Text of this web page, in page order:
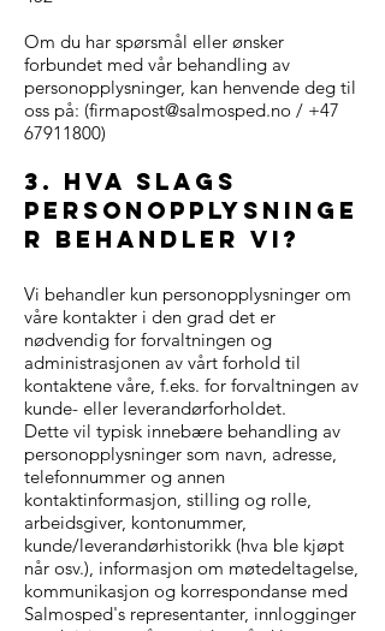
Om du har spørsmål eller ønsker
forbundet med vår behandling av
personopplysninger, kan henvende deg til
oss på: (firmapost@salmosped.no / +47
67911800)
3. hva slags
personopplysninge
r behandler vi?
Vi behandler kun personopplysninger om
våre kontakter i den grad det er
nødvendig for forvaltningen og
administrasjonen av vårt forhold til
kontaktene våre, f.eks. for forvaltningen av
kunde- eller leverandørforholdet.
Dette vil typisk innebære behandling av
personopplysninger som navn, adresse,
telefonnummer og annen
kontaktinformasjon, stilling og rolle,
arbeidsgiver, kontonummer,
kunde/leverandørhistorikk (hva ble kjøpt
når osv.), informasjon om møtedeltagelse,
kommunikasjon og korrespondanse med
Salmosped's representanter, innlogginger